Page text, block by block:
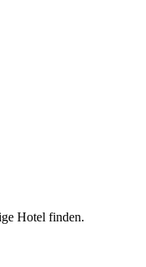
Hotel finden.